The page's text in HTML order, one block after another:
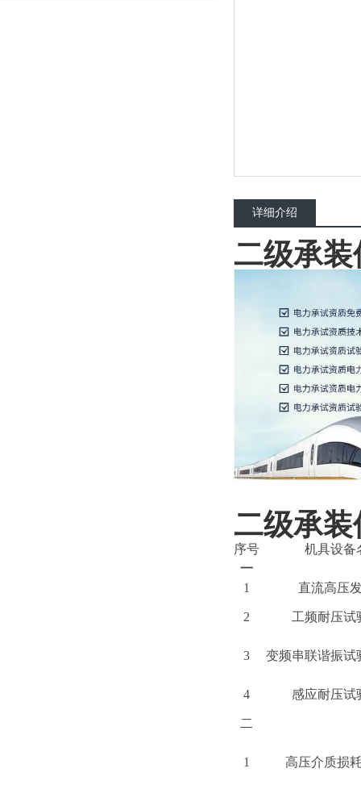
详细介绍
二级承
二级承
序号
机具设备
一
1
直流高压
2 工频耐压试
3 变频串联谐振试
4 感应耐压试
二
1 高压介质损